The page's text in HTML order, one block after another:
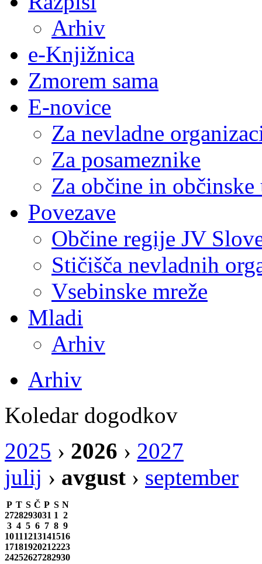
Arhiv
e-Knjižnica
Zmorem sama
E-novice
Za nevladne
Za posameznike
Za občine in občinske
Povezave
Občine regije JV
Stičišča nevladnih
Vsebinske mreže
Mladi
Arhiv
Arhiv
Koledar dogodkov
2025 › 2026 › 2027
julij › avgust › september
P T S Č P S N
2728293031 1 2
3 4 5 6 7 8 9
10111213141516
17181920212223
24252627282930